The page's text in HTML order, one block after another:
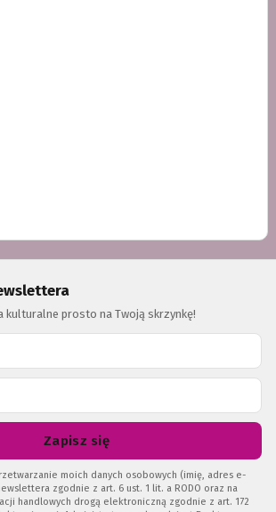
kulturalne prosto na Twoją skrzynkę!
Zapisz się
moich danych osobowych (imię, adres e-
zgodnie z art. 6 ust. 1 lit. a RODO oraz na
handlowych drogą elektroniczną zgodnie z art. 172